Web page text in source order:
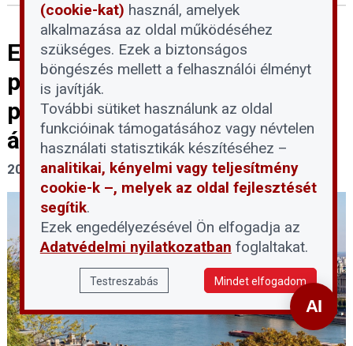
Egyhangúlag megszavazta a
parlament a devizahiteles
perek és végrehajtások
átmeneti felfüggesztését
2026. június 9.
(cookie-kat) használ, amelyek
alkalmazása az oldal működéséhez
szükséges. Ezek a biztonságos
böngészés mellett a felhasználói élményt
is javítják.
További sütiket használunk az oldal
funkcióinak támogatásához vagy névtelen
használati statisztikák készítéséhez –
analitikai, kényelmi vagy teljesítmény
cookie-k –, melyek az oldal fejlesztését
segítik.
Ezek engedélyezésével Ön elfogadja az
Adatvédelmi nyilatkozatban foglaltakat.
Testreszabás Mindet elfogadom